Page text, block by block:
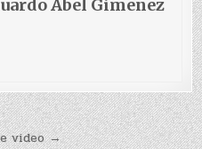
Abel Gimenez
video →